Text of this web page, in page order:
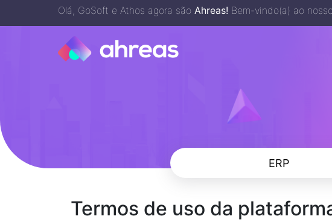
Olá, GoSoft e Athos agora são Ahreas! Bem-vindo(a) ao
ERP
Termos de uso da